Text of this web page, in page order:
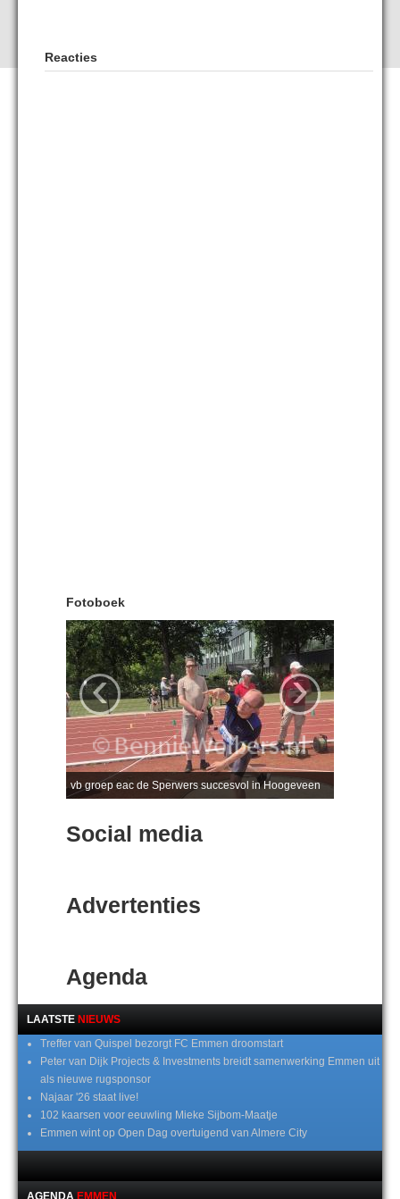
Reacties
Fotoboek
vb groep eac de Sperwers succesvol in Hoogeveen
‹ ›
Social media
Advertenties
Agenda
LAATSTE NIEUWS
Treffer van Quispel bezorgt FC Emmen droomstart
Peter van Dijk Projects & Investments breidt samenwerking Emmen uit
als nieuwe rugsponsor
Najaar '26 staat live!
102 kaarsen voor eeuwling Mieke Sijbom-Maatje
Emmen wint op Open Dag overtuigend van Almere City
AGENDA EMMEN